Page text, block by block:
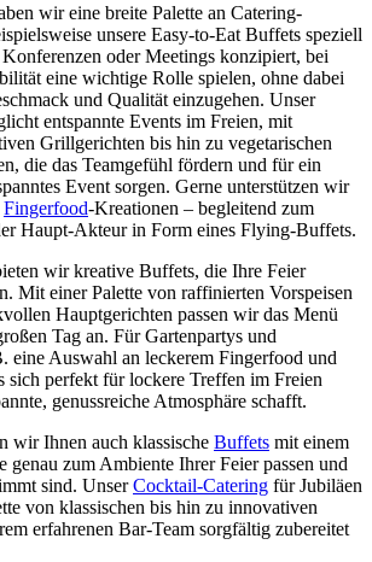
wir eine breite Palette an Catering-
unsere Easy-to-Eat Buffets speziell
oder Meetings konzipiert, bei
eine wichtige Rolle spielen, ohne dabei
und Qualität einzugehen. Unser
entspannte Events im Freien, mit
Grillgerichten bis hin zu vegetarischen
die das Teamgefühl fördern und für ein
Event sorgen. Gerne unterstützen wir
Fingerfood-Kreationen – begleitend zum
Haupt-Akteur in Form eines Flying-Buffets.
wir kreative Buffets, die Ihre Feier
Mit einer Palette von raffinierten Vorspeisen
Hauptgerichten passen wir das Menü
Tag an. Für Gartenpartys und
eine Auswahl an leckerem Fingerfood und
sich perfekt für lockere Treffen im Freien
genussreiche Atmosphäre schafft.
wir Ihnen auch klassische Buffets mit einem
genau zum Ambiente Ihrer Feier passen und
sind. UnserCocktail-Catering für Jubiläen
von klassischen bis hin zu innovativen
erfahrenen Bar-Team sorgfältig zubereitet